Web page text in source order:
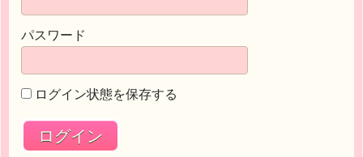
パスワード
ログイン状態を保存する